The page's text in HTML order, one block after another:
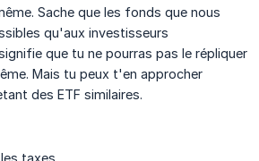
Sache que les fonds que nous
qu'aux investisseurs
que tu ne pourras pas le répliquer
Mais tu peux t'en approcher
des ETF similaires.
taxes